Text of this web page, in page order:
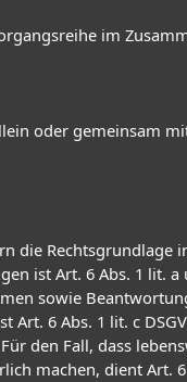
im
oder gemeinsam
die Rechtsgrundlage
ist Art. 6 Abs. 1 lit. a
sowie
Art. 6 Abs. 1 lit. c
den Fall, dass
machen, dient Art. 6